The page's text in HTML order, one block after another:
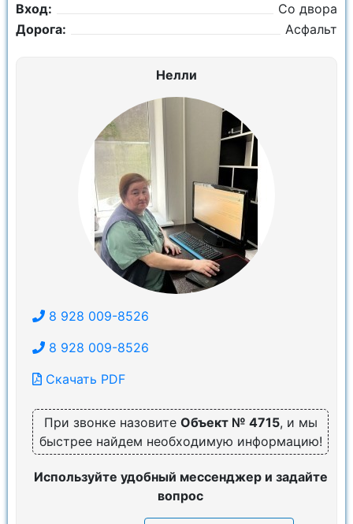
Вход:
Со двора
Дорога:
Асфальт
Нелли
8 928 009-8526
8 928 009-8526
Скачать PDF
При звонке назовите Объект № 4715, и мы
быстрее найдем необходимую информацию!
Используйте удобный мессенджер и задайте
вопрос